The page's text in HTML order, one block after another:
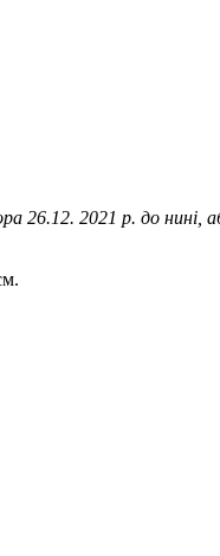
26.12. 2021 р. до нині,